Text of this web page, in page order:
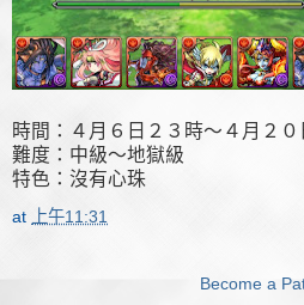
時間：４月６日２３時～４月２
難度：中級～地獄級
特色：沒有心珠
at 上午11:31
Become a